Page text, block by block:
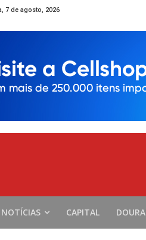
7 de agosto, 2026
NOTÍCIAS CAPITAL